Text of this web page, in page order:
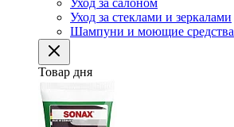
Уход за салоном
Уход за стеклами и зеркалами
Шампуни и моющие средства
Товар дня